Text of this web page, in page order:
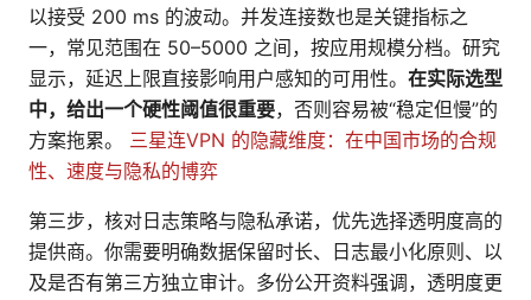
以接受 200 ms 的波动。并发连接数也是关键指标之
一，常见范围在 50–5000 之间，按应用规模分档。研究
显示，延迟上限直接影响用户感知的可用性。 在实际选型
中，给出一个硬性阈值很重要，否则容易被“稳定但慢”的
方案拖累。 三星连VPN 的隐藏维度：在中国市场的合规
性、速度与隐私的博弈
第三步，核对日志策略与隐私承诺，优先选择透明度高的
提供商。你需要明确数据保留时长、日志最小化原则、以
及是否有第三方独立审计。多份公开资料强调，透明度更